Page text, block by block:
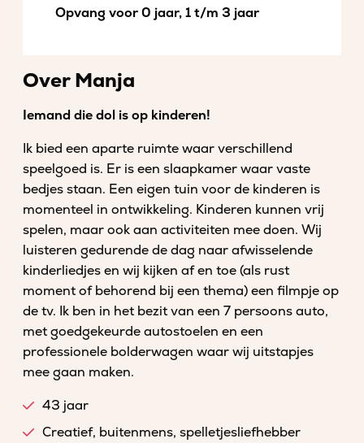
Opvang voor 0 jaar, 1 t/m 3 jaar
Over Manja
Iemand die dol is op kinderen!
Ik bied een aparte ruimte waar verschillend
speelgoed is. Er is een slaapkamer waar vaste
bedjes staan. Een eigen tuin voor de kinderen is
momenteel in ontwikkeling. Kinderen kunnen vrij
spelen, maar ook aan activiteiten mee doen. Wij
luisteren gedurende de dag naar afwisselende
kinderliedjes en wij kijken af en toe (als rust
moment of behorend bij een thema) een filmpje op
de tv. Ik ben in het bezit van een 7 persoons auto,
met goedgekeurde autostoelen en een
professionele bolderwagen waar wij uitstapjes
mee gaan maken.
43 jaar
Creatief, buitenmens, spelletjesliefhebber